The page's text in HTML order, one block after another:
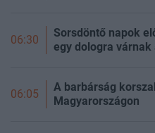
06:30
Sorsdöntő napok
egy dologra várnak
06:05
A barbárság
Magyarországon